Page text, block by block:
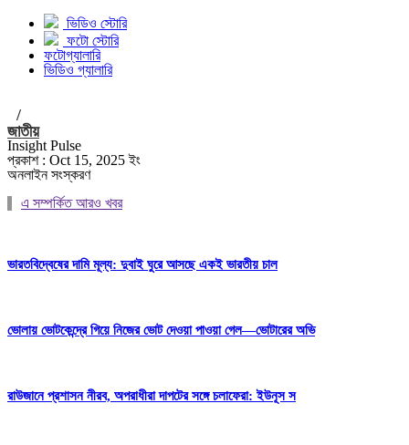
ভিডিও স্টোরি
ফটো স্টোরি
ফটোগ্যালারি
ভিডিও গ্যালারি
/
জাতীয়
Insight Pulse
প্রকাশ : Oct 15, 2025 ইং
অনলাইন সংস্করণ
এ সম্পর্কিত আরও খবর
ভারতবিদ্বেষের দামি মূল্য: দুবাই ঘুরে আসছে একই ভারতীয় চাল
ভোলায় ভোটকেন্দ্রে গিয়ে নিজের ভোট দেওয়া পাওয়া গেল—ভোটারের অভি
রাউজানে প্রশাসন নীরব, অপরাধীরা দাপটের সঙ্গে চলাফেরা: ইউনূস স